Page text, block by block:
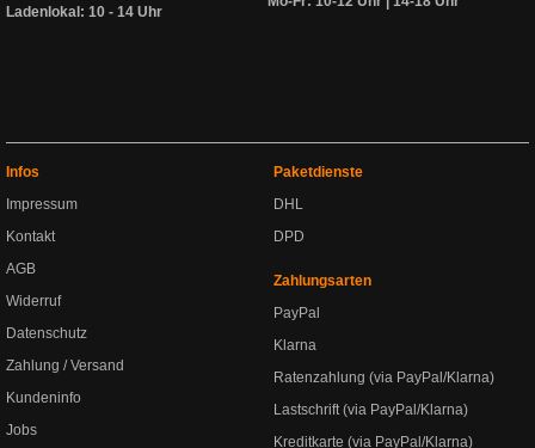
Ladenlokal: 10 - 14 Uhr
Infos
Impressum
Kontakt
AGB
Widerruf
Datenschutz
Zahlung / Versand
Kundeninfo
Jobs
Paketdienste
DHL
DPD
Zahlungsarten
PayPal
Klarna
Ratenzahlung (via PayPal/Klarna)
Lastschrift (via PayPal/Klarna)
Kreditkarte (via PayPal/Klarna)